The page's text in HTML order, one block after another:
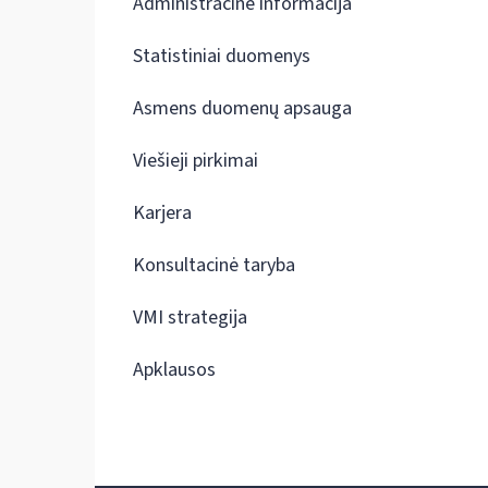
Statistiniai duomenys
Asmens duomenų apsauga
Viešieji pirkimai
Karjera
Konsultacinė taryba
VMI strategija
Apklausos